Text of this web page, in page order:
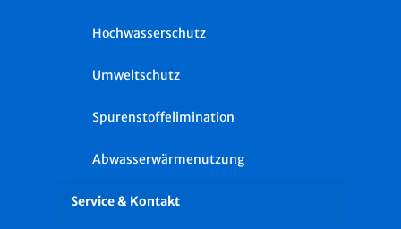
Hochwasserschutz
Umweltschutz
Spurenstoffelimination
Abwasserwärmenutzung
Service & Kontakt